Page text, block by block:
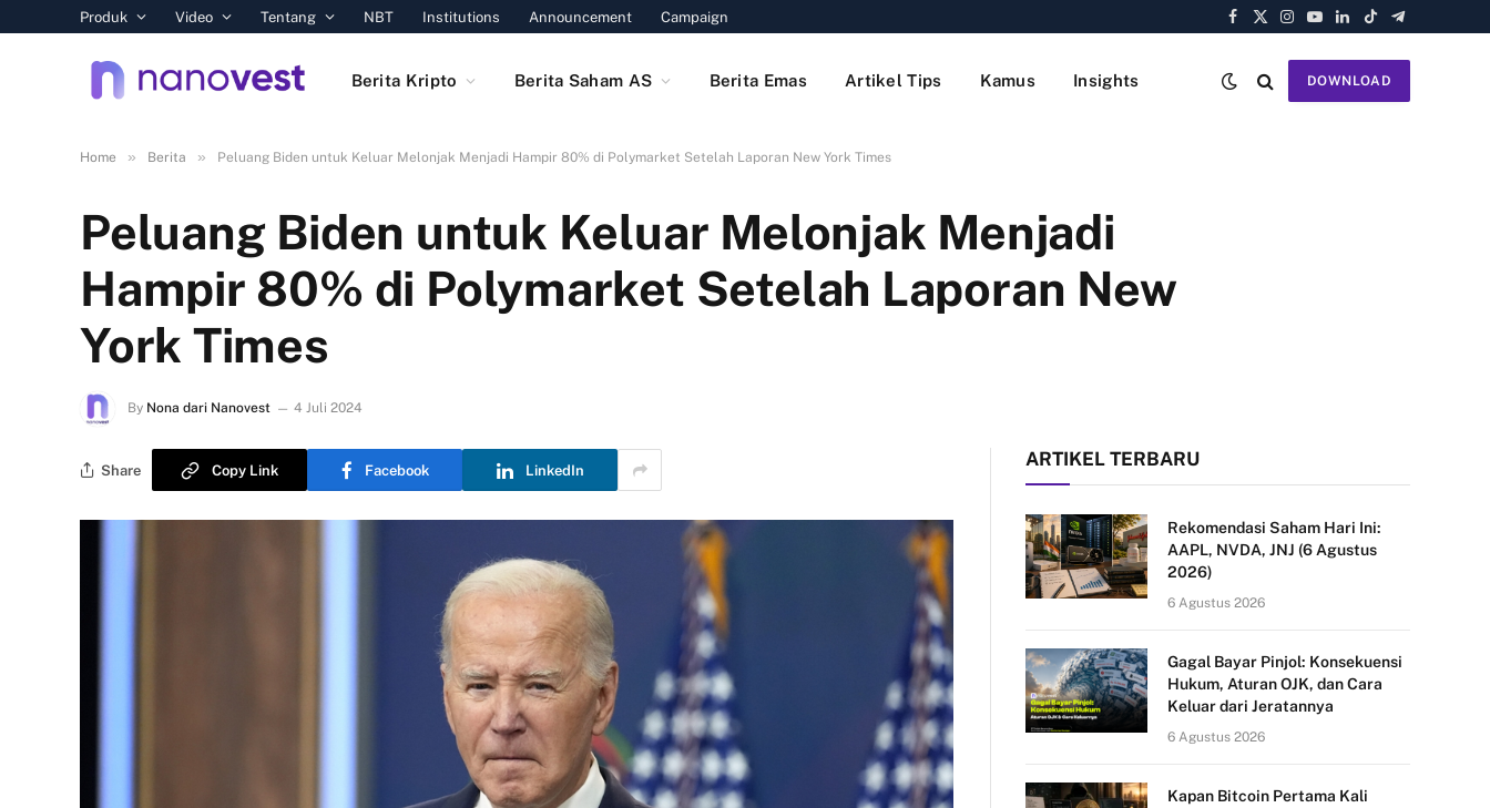
Produk Video Tentang NBT Institutions Announcement Campaign
Facebook
X
Instagram
YouTube
LinkedIn
TikTokTelegram
Berita Kripto Berita Saham AS Berita Emas Artikel Tips Kamus Insights DOWNLOAD
Home » Berita » Peluang Biden untuk Keluar Melonjak Menjadi Hampir 80% di Polymarket Setelah Laporan New York Times
Peluang Biden untuk Keluar Melonjak Menjadi
Hampir 80% di Polymarket Setelah Laporan New
York Times
By Nona dari Nanovest 4 Juli 2024
Share Copy Link Facebook LinkedIn ARTIKEL TERBARU
Rekomendasi Saham Hari Ini:
AAPL, NVDA, JNJ (6 Agustus
2026)
6 Agustus 2026
Gagal Bayar Pinjol: Konsekuensi
Hukum, Aturan OJK, dan Cara
Keluar dari Jeratannya
6 Agustus 2026
Kapan Bitcoin Pertama Kali